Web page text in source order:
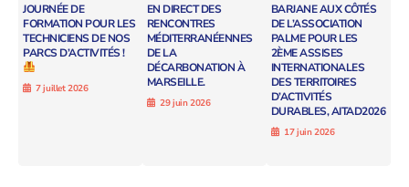
JOURNÉE DE
FORMATION POUR LES
TECHNICIENS DE NOS
PARCS D’ACTIVITÉS !
7 juillet 2026
EN DIRECT DES
RENCONTRES
MÉDITERRANÉENNES
DE LA
DÉCARBONATION À
MARSEILLE.
29 juin 2026
BARJANE AUX CÔTÉS
DE L’ASSOCIATION
PALME POUR LES
2ÈME ASSISES
INTERNATIONALES
DES TERRITOIRES
D’ACTIVITÉS
DURABLES, AITAD2026
17 juin 2026